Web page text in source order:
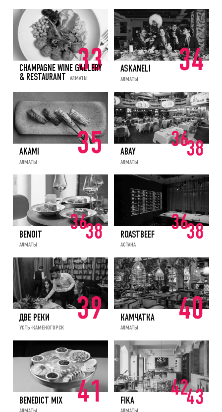
33
CHAMPAGNE WINE GALLERY
& RESTAURANT
АЛМАТЫ
34
ASKANELI
АЛМАТЫ
35
AKAMI
АЛМАТЫ
3638
ABAY
АЛМАТЫ
3638
BENOIT
АЛМАТЫ
3638
ROASTBEEF
АСТАНА
39
ДВЕ РЕКИ
УСТЬ-КАМЕНОГОРСК
40
КАМЧАТКА
АЛМАТЫ
41
BENEDICT MIX
4243
FIKA